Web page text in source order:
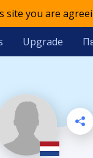
site you are
Upgrade